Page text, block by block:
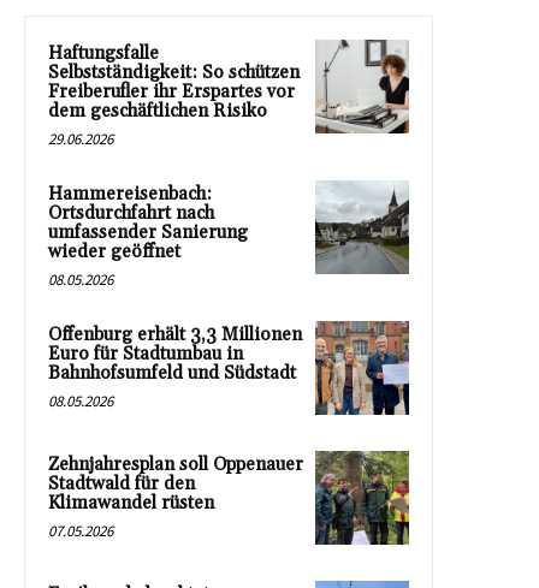
Haftungsfalle
Selbstständigkeit: So schützen
Freiberufler ihr Erspartes vor
dem geschäftlichen Risiko
29.06.2026
Hammereisenbach:
Ortsdurchfahrt nach
umfassender Sanierung
wieder geöffnet
08.05.2026
Offenburg erhält 3,3 Millionen
Euro für Stadtumbau in
Bahnhofsumfeld und Südstadt
08.05.2026
Zehnjahresplan soll Oppenauer
Stadtwald für den
Klimawandel rüsten
07.05.2026